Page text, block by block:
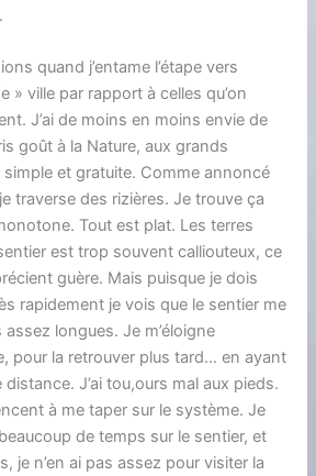
quand j’entame l’étape vers
» ville par rapport à celles qu’on
J’ai de moins en moins envie de
goût à la Nature, aux grands
simple et gratuite. Comme annoncé
traverse des rizières. Je trouve ça
Tout est plat. Les terres
est trop souvent calliouteux, ce
guère. Mais puisque je dois
rapidement je vois que le sentier me
longues. Je m’éloigne
pour la retrouver plus tard… en ayant
J’ai tou,ours mal aux pieds.
à me taper sur le système. Je
de temps sur le sentier, et
je n’en ai pas assez pour visiter la